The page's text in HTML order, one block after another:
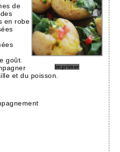
Imprimer
de
en robe
goût.
et du poisson.